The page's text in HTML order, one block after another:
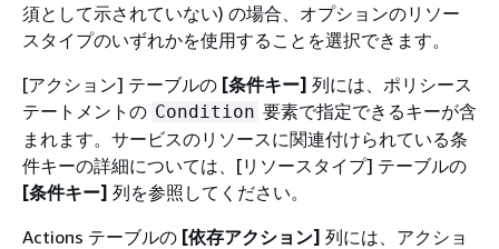
須として示されていない) の場合、オプションのリソー
スタイプのいずれかを使用することを選択できます。
[アクション] テーブルの [条件キー] 列には、ポリシース
テートメントの Condition 要素で指定できるキーが含
まれます。サービスのリソースに関連付けられている条
件キーの詳細については、[リソースタイプ] テーブルの
[条件キー] 列を参照してください。
Actions テーブルの [依存アクション] 列には、アクショ